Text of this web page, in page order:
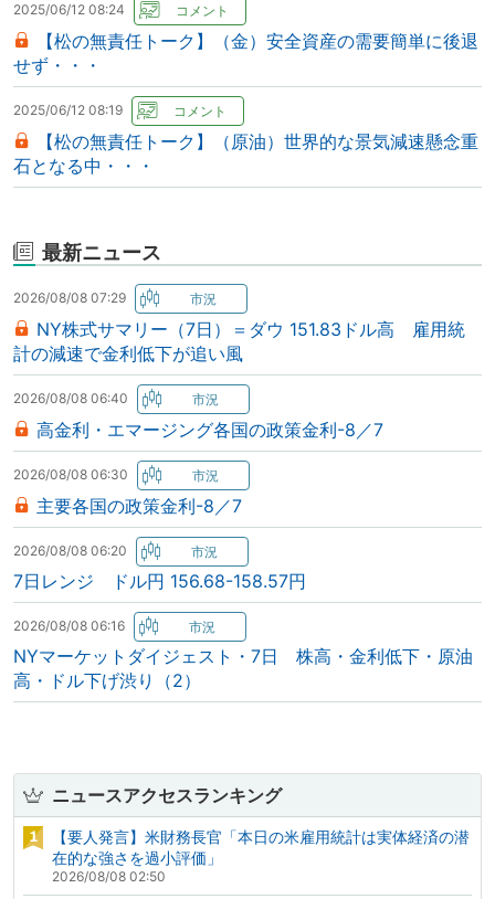
2025/06/12 08:24
【松の無責任トーク】（金）安全資産の需要簡単に後退
せず・・・
2025/06/12 08:19
【松の無責任トーク】（原油）世界的な景気減速懸念重
石となる中・・・
最新ニュース
2026/08/08 07:29
NY株式サマリー（7日）＝ダウ 151.83ドル高 雇用統
計の減速で金利低下が追い風
2026/08/08 06:40
高金利・エマージング各国の政策金利-8／7
2026/08/08 06:30
主要各国の政策金利-8／7
2026/08/08 06:20
7日レンジ ドル円 156.68-158.57円
2026/08/08 06:16
NYマーケットダイジェスト・7日 株高・金利低下・原油
高・ドル下げ渋り（2）
ニュースアクセスランキング
【要人発言】米財務長官「本日の米雇用統計は実体経済の潜
在的な強さを過小評価」
2026/08/08 02:50